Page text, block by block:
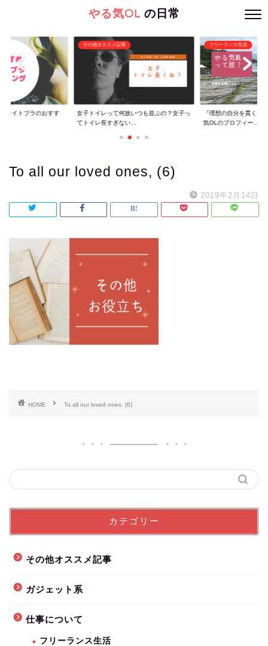
やる気OLの日常
ナイトブラのおすす
その他オススメ記事
女子トイレって何故いつも並ぶの？女子っ
てトイレ長すぎない...
フリーランス生活
『理想の自分を貫くた
気OLのプロフィー...
To all our loved ones, (6)
2019年2月14日
HOME To all our loved ones, (6)
カテゴリー
その他オススメ記事
ガジェット系
仕事について
フリーランス生活